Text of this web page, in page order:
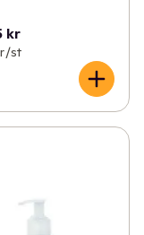
kr
/st